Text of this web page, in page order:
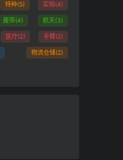
特种(5) 实验(4)
履带(4) 航天(3)
医疗(2) 手臂(2)
物流仓储(2)